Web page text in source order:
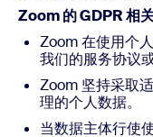
Zoom 的 GDPR 相
Zoom 在使用个
我们的服务协议
Zoom 坚持采取
理的个人数据。
当数据主体行使